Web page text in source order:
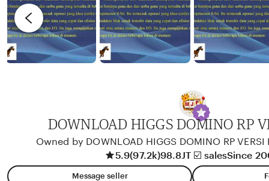
n
y
i
w
b
l
DOWNLOAD HIGGS DOMINO RP
Owned by DOWNLOAD HIGGS DOMINO RP VERSI
5.9(97.2k)98.8JT ☑️ salesSince
Message seller